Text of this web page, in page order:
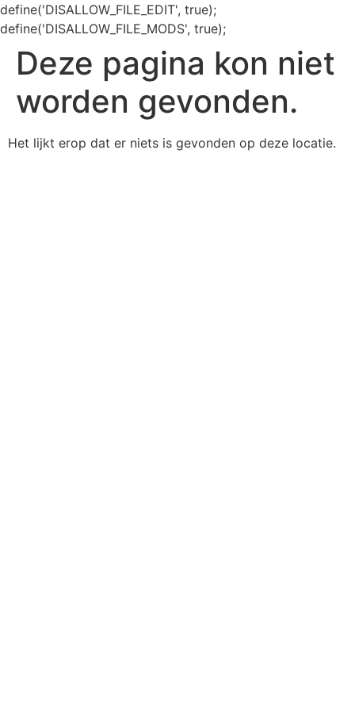
define('DISALLOW_FILE_EDIT', true);
define('DISALLOW_FILE_MODS', true);
Deze pagina kon niet
worden gevonden.
Het lijkt erop dat er niets is gevonden op deze locatie.